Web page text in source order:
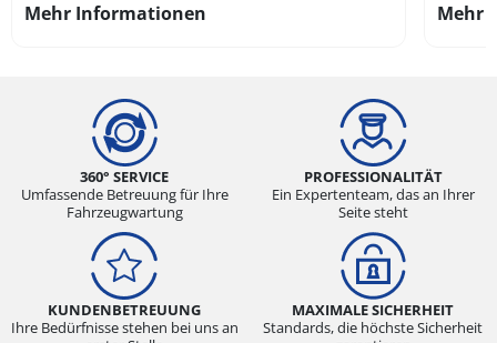
Mehr Informationen Mehr
360° SERVICE
Umfassende Betreuung für Ihre
Fahrzeugwartung
PROFESSIONALITÄT
Ein Expertenteam, das an Ihrer
Seite steht
KUNDENBETREUUNG
Ihre Bedürfnisse stehen bei uns an
MAXIMALE SICHERHEIT
Standards, die höchste Sicherheit